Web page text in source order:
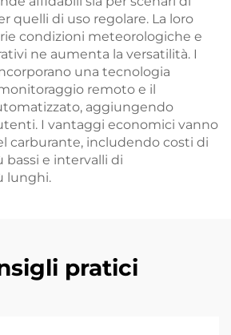
quelli di uso regolare. La loro
condizioni meteorologiche e
ne aumenta la versatilità. I
una tecnologia
remoto e il
aggiungendo
I vantaggi economici vanno
carburante, includendo costi di
e intervalli di
lunghi.
pratici